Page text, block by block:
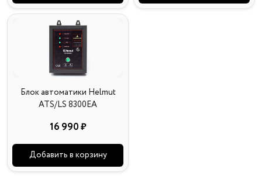
Блок автоматики Helmut
ATS/LS 8300EA
16 990 ₽
Добавить в корзину